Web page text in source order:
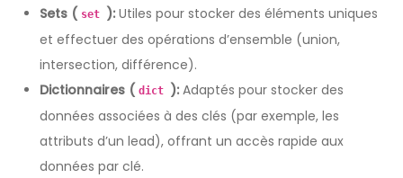
Sets ( set ): Utiles pour stocker des éléments uniques
et effectuer des opérations d’ensemble (union,
intersection, différence).
Dictionnaires ( dict ): Adaptés pour stocker des
données associées à des clés (par exemple, les
attributs d’un lead), offrant un accès rapide aux
données par clé.